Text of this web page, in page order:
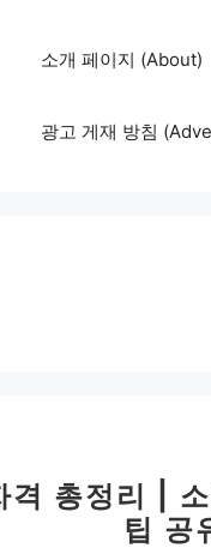
소개 페이지 (About)
광고 게재 방침
격 총정리 |
팁 공